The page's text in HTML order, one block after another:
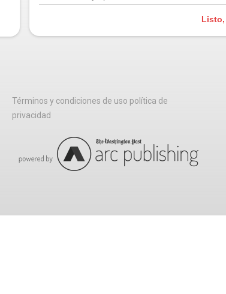
Términos y condiciones de uso política de
privacidad